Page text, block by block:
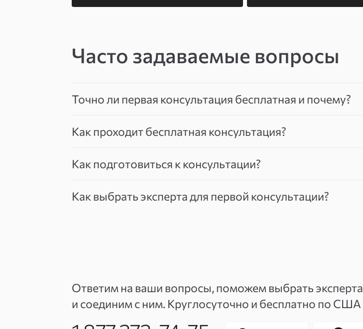
Часто задаваемые вопросы
Точно ли первая консультация бесплатная и почему?
Как проходит бесплатная консультация?
Как подготовиться к консультации?
Как выбрать эксперта для первой консультации?
Ответим на ваши вопросы, поможем выбрать эксперта
и соединим с ним. Круглосуточно и бесплатно по США